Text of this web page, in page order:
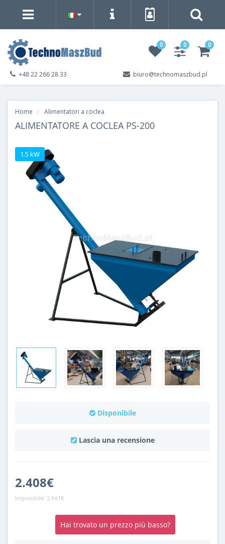
0 0 0
biuro@technomaszbud.pl
+48 22 266 28 33
Home Alimentatori a coclea
ALIMENTATORE A COCLEA PS-200
1.5 kW
Disponibile
Lascia una recensione
2.408€
Imponibile: 2.961€
Hai trovato un prezzo più basso?